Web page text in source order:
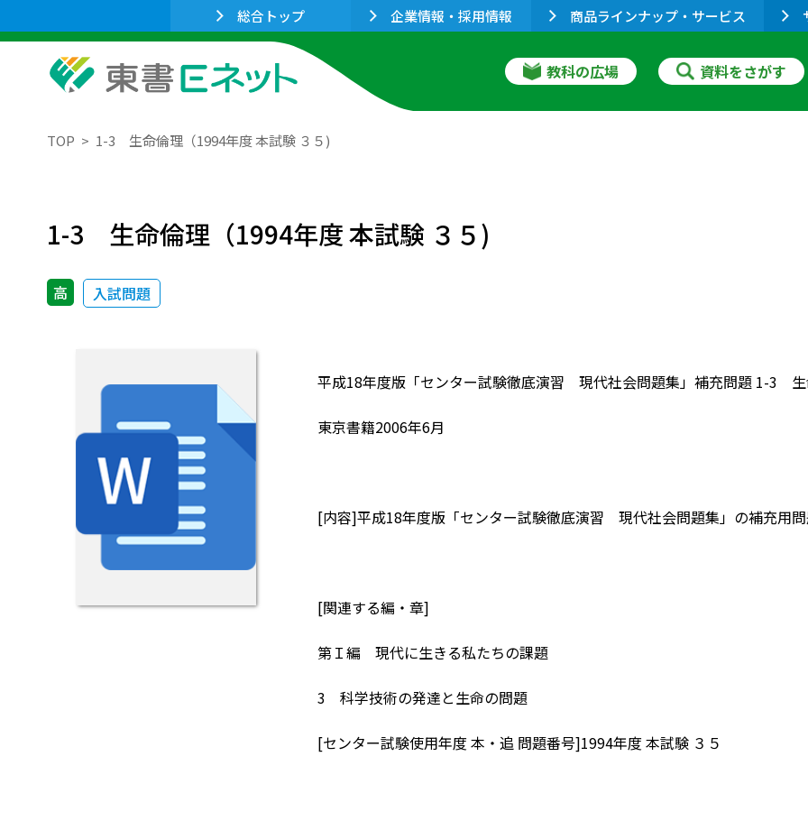
総合トップ 企業情報・採用情報 商品ラインナップ・サービス
教科の広場 資料をさがす
TOP 1-3 生命倫理（1994年度 本試験 ３５)
1-3 生命倫理（1994年度 本試験 ３５)
高 入試問題
平成18年度版「センター試験徹底演習 現代社会問題集」補充問題 1-3 生
東京書籍2006年6月
[内容]平成18年度版「センター試験徹底演習 現代社会問題集」の補充用問
[関連する編・章]
第Ｉ編 現代に生きる私たちの課題
3 科学技術の発達と生命の問題
[センター試験使用年度 本・追 問題番号]1994年度 本試験 ３５